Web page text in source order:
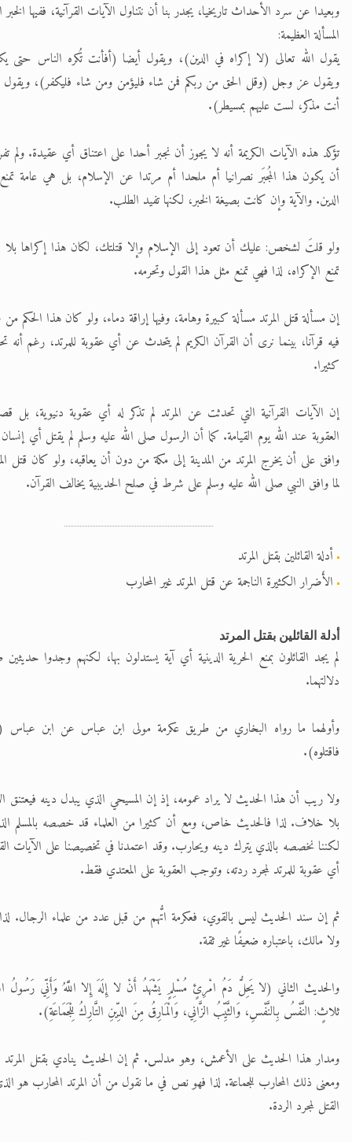
وبعيدا عن سرد الأحداث تاريخيا، يجدر بنا أن نتناول الآيات القرآنية، ففيها الخبر
المسألة العظيمة:
يقول الله تعالى (لا إكراه في الدين)، ويقول أيضا (أفأنت تُكره الناس حتى
ويقول عز وجل (وقل الحق من ربكم فمن شاء فليؤمن ومن شاء فليكفر)، ويقول
أنت مذكر، لست عليهم بمسيطر).
تؤكد هذه الآيات الكريمة أنه لا يجوز أن نجبر أحدا على اعتناق أي عقيدة. ولم
أن يكون هذا المُجبَر نصرانيا أم ملحدا أم مرتدا عن الإسلام، بل هي عامة
الدين. والآية وإن كانت بصيغة الخبر، لكنها تفيد الطلب.
ولو قلتَ لشخص: عليك أن تعود إلى الإسلام وإلا قتلتك، لكان هذا إكراها
تمنع الإكراه، لذا فهي تمنع مثل هذا القول وتحرمه.
إن مسألة قتل المرتد مسألة كبيرة وهامة، وفيها إراقة دماء، ولو كان هذا الحكم من
فيه قرآنا، بينما نرى أن القرآن الكريم لم يتحدث عن أي عقوبة للمرتد، رغم
كثيرا.
إن الآيات القرآنية التي تحدثت عن المرتد لم تذكر له أي عقوبة دنيوية،
العقوبة عند الله يوم القيامة. كما أن الرسول صلى الله عليه وسلم لم يقتل أي
وافق على أن يخرج المرتد من المدينة إلى مكة من دون أن يعاقبه، ولو كان قتل
لما وافق النبي صلى الله عليه وسلم على شرط في صلح الحديبية يخالف القرآن.
أدلة القائلين بقتل المرتد
الأَضرار الكثيرة الناجمة عن قتل المرتد غير المحارب
أدلة القائلين بقتل المرتد
لم يجد القائلون بمنع الحرية الدينية أي آية يستدلون بها، لكنهم وجدوا
دلالتهما.
وأولهما ما رواه البخاري من طريق عكرمة مولى ابن عباس عن ابن
فاقتلوه).
ولا ريب أن هذا الحديث لا يراد عمومه، إذ إن المسيحي الذي يبدل دينه فيعتنق
بلا خلاف. لذا فالحديث خاص، ومع أن كثيرا من العلماء قد خصصه بالمسلم
لكننا نخصصه بالذي يترك دينه ويحارب. وقد اعتمدنا في تخصيصنا على الآيات
أي عقوبة للمرتد لمجرد ردته، وتوجب العقوبة على المعتدي فقط.
ثم إن سند الحديث ليس بالقوي، فعكرمة اتُّهم من قبل عدد من علماء الرجال. لذا
ولا مالك، باعتباره ضعيفًا غير ثقة.
والحديث الثاني (لا يَحِلُّ دَمُ امْرِئٍ مُسْلِمٍ يَشْهَدُ أَنْ لا إِلَهَ إِلا اللَّهُ وَأَنِّي رَسُولُ
ثلاثٍ: النَّفْسُ بِالنَّفْسِ، وَالثَّيِّبُ الزَّانِي، وَالْمَارِقُ مِنَ الدِّينِ التَّارِكُ لِلْجَمَاعَةِ).
ومدار هذا الحديث على الأعمش، وهو مدلس. ثم إن الحديث ينادي بقتل المرتد
ومعنى ذلك المحارب للجماعة. لذا فهو نص في ما نقول من أن المرتد المحارب هو
القتل لمجرد الردة.